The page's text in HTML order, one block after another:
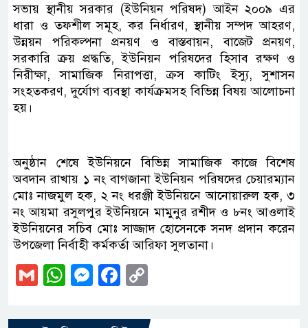
সভায় স্থানীয় সরকার (ইউনিয়ন পরিষদ) আইন ২০০৯ এর
ধারা ও তফশীল সমূহ, কর নির্ধারণ, স্থানীয় সম্পদ আহরণ,
উন্নয়ন পরিকল্পনা প্রনয়ণ ও বাস্তবায়ন, বাজেট প্রনয়ণ,
সরকারি ক্রয় প্রদ্ধতি, ইউনিয়ন পরিষদের হিসাব রক্ষণ ও
নিরীক্ষা, সামাজিক নিরাপত্তা, ক্রস কাটিং ইস্যু, সুশাসন
সংহতকরণ, দুর্যোগ ব্যবস্থা কার্যক্রমসহ বিভিন্ন বিষয় আলোচনা
হয়।
অনুষ্ঠান শেষে ইউনিয়নে বিভিন্ন সামাজিক কাজে বিশেষ
অবদান রাখায় ১ নং বাগজানা ইউনিয়ন পরিষদের চেয়ারম্যান
মোঃ নাজমুল হক, ২ নং ধরঞ্জী ইউনিয়নে আনোয়ারুল হক, ৩
নং আয়মা রসুলপুর ইউনিয়নে মামুনুর রশীদ ও ৮নং আওলাই
ইউনিয়নের সচিব মোঃ সাজ্জাদ হোসেনকে সনদ প্রদান করেন
উপজেলা নির্বাহী কর্মকর্তা আরিফা সুলতানা।
GmailWhatsApp
Messenger
Facebook